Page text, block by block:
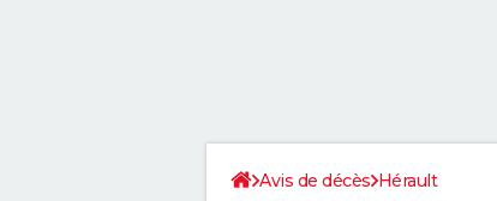
Avis de décès Hérault